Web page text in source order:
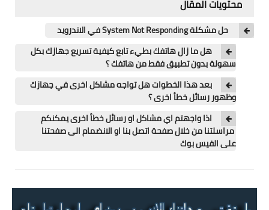
الربح من الانترنت
جوجل
فيسبوك
بلوجر
محتويات المقال
حل مشكلة System Not Responding في الاندرويد
هل ما زال هاتفك بطيء تابع كيفية تسريع جهازك بكل
سهولة بدون تطبيق فقط من هاتفك ؟
بعد هذا الخطوات هل تواجه مشاكل اخرى في جهازك
وظهور رسائل خطأ اخرى ؟
اذا واجهتم اي مشاكل او رسائل خطأ اخرى يمكنكم
مراسلتنا من خلال صفحة اتصل بنا او الانضمام الى صفحتنا
على الفيس بوك